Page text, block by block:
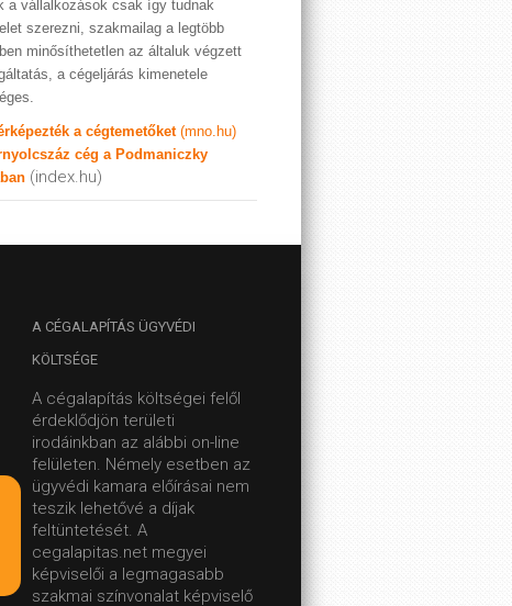
a vállalkozások csak így tudnak
szerezni, szakmailag a legtöbb
minősíthetetlen az általuk végzett
a cégeljárás kimenetele
a cégtemetőket (mno.hu)
cég a Podmaniczky
(index.hu)
A CÉGALAPÍTÁS ÜGYVÉDI
KÖLTSÉGE
A cégalapítás költségei felől
érdeklődjön területi
irodáinkban az alábbi on-line
felületen. Némely esetben az
ügyvédi kamara előírásai nem
teszik lehetővé a díjak
feltüntetését. A
cegalapitas.net megyei
képviselői a legmagasabb
szakmai színvonalat képviselő